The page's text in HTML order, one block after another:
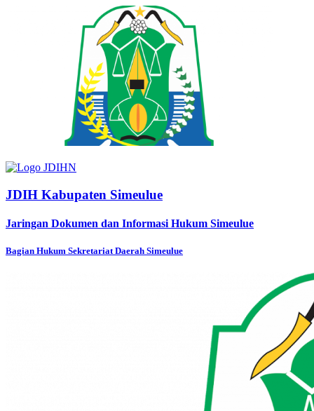
JDIH Kabupaten Simeulue
Jaringan Dokumen dan Informasi Hukum Simeulue
Bagian Hukum Sekretariat Daerah Simeulue